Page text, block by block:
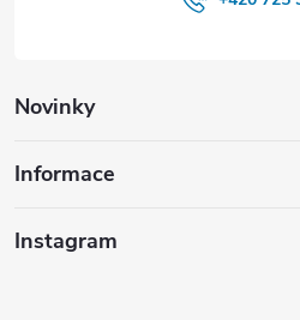
Novinky
Informace
Instagram